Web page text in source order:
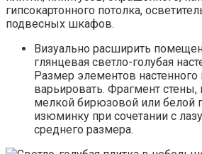
гипсокартонного потолка,
подвесных шкафов.
Визуально расширить
глянцевая светло-голубая
Размер элементов
варьировать. Фрагмент
мелкой бирюзовой или белой
изюминку при сочетании с
среднего размера.